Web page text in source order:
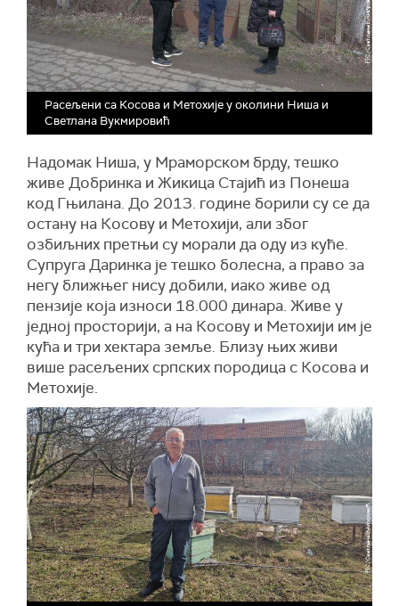
Расељени са Косова и Метохије у околини Ниша и
Светлана Вукмировић
Надомак Ниша, у Мраморском брду, тешко
живе Добринка и Жикица Стајић из Понеша
код Гњилана. До 2013. године борили су се да
остану на Косову и Метохији, али због
озбиљних претњи су морали да оду из куће.
Супруга Даринка је тешко болесна, а право за
негу ближњег нису добили, иако живе од
пензије која износи 18.000 динара. Живе у
једној просторији, а на Косову и Метохији им је
кућа и три хектара земље. Близу њих живи
више расељених српских породица с Косова и
Метохије.